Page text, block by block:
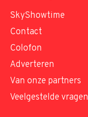
SkyShowtime
Contact
Colofon
Adverteren
Van onze partners
Veelgestelde vragen